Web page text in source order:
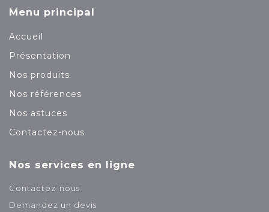
Menu principal
Accueil
Présentation
Nos produits
Nos références
Nos astuces
Contactez-nous
Nos services en ligne
Contactez-nous
Demandez un devis